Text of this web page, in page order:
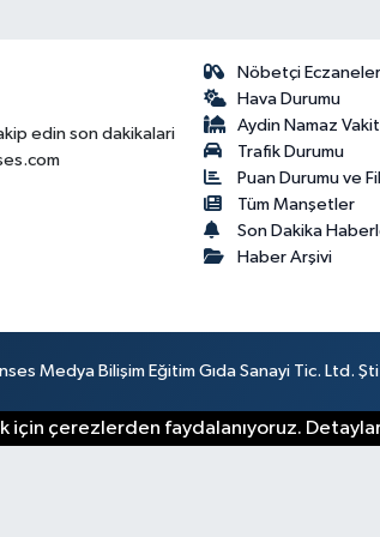
edin son dakikalari
Nöbetçi Eczaneler
Hava Durumu
Aydin Namaz
Trafik Durumu
Puan Durumu ve
Tüm Manşetler
Son Dakika
Haber Arşivi
Medya Bilişim Eğitim Gıda Sanayi Tic. Ltd. Şti
için çerezlerden faydalanıyoruz.